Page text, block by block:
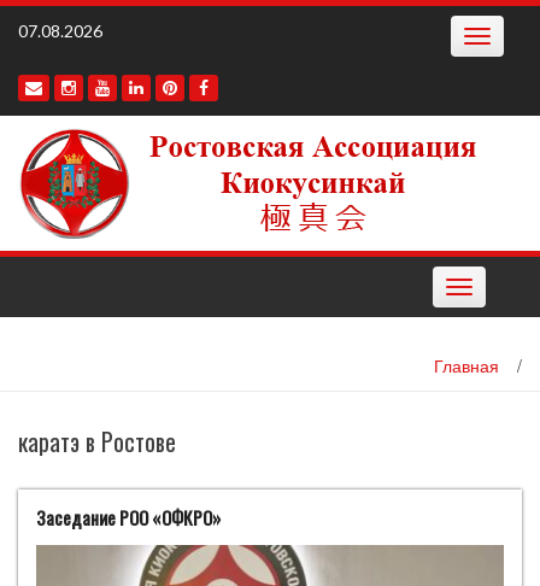
Наверх
07.08.2026 Toggle
Toggle
navigation
Главная /
каратэ в Ростове
Заседание РОО «ОФКРО»